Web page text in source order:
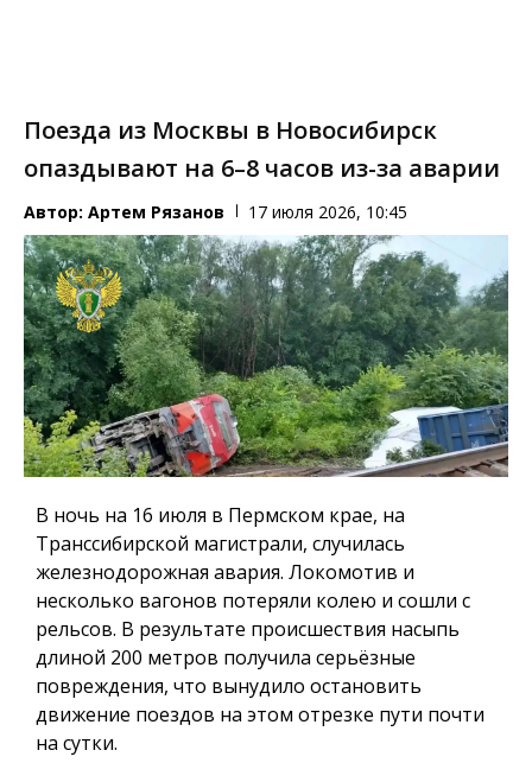
Поезда из Москвы в Новосибирск
опаздывают на 6–8 часов из-за аварии
Автор: Артем Рязанов 17 июля 2026, 10:45
В ночь на 16 июля в Пермском крае, на
Транссибирской магистрали, случилась
железнодорожная авария. Локомотив и
несколько вагонов потеряли колею и сошли с
рельсов. В результате происшествия насыпь
длиной 200 метров получила серьёзные
повреждения, что вынудило остановить
движение поездов на этом отрезке пути почти
на сутки.